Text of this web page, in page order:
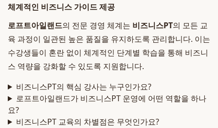
체계적인 비즈니스 가이드 제공
로프트아일랜드의 전문 경영 체계는 비즈니스PT의 모든 교
육 과정이 일관된 높은 품질을 유지하도록 관리합니다. 이는
수강생들이 혼란 없이 체계적인 단계별 학습을 통해 비즈니
스 역량을 강화할 수 있도록 지원합니다.
비즈니스PT의 핵심 강사는 누구인가요?
로프트아일랜드가 비즈니스PT 운영에 어떤 역할을 하나
요?
비즈니스PT 교육의 차별점은 무엇인가요?